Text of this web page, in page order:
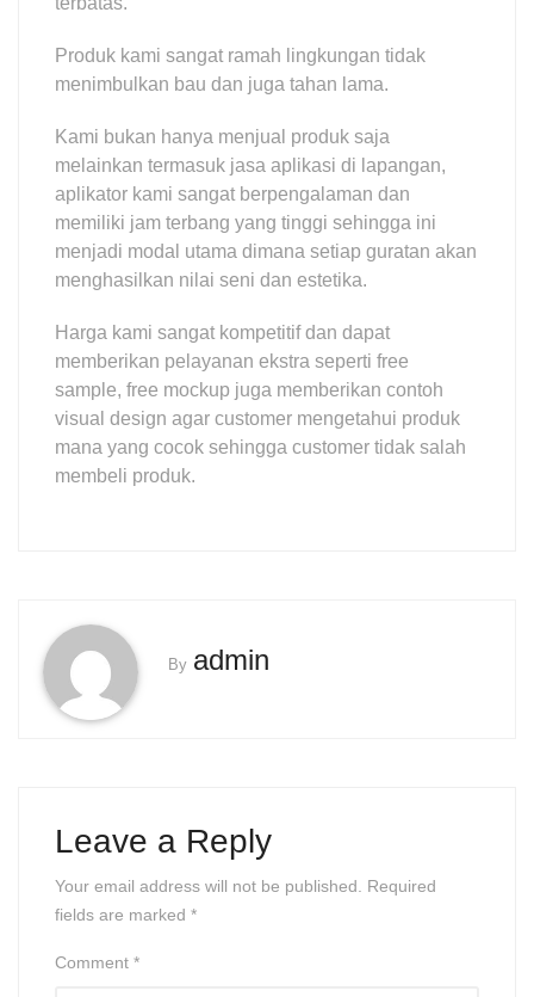
Produk kami sangat ramah lingkungan tidak
menimbulkan bau dan juga tahan lama.
Kami bukan hanya menjual produk saja
melainkan termasuk jasa aplikasi di lapangan,
aplikator kami sangat berpengalaman dan
memiliki jam terbang yang tinggi sehingga ini
menjadi modal utama dimana setiap guratan akan
menghasilkan nilai seni dan estetika.
Harga kami sangat kompetitif dan dapat
memberikan pelayanan ekstra seperti free
sample, free mockup juga memberikan contoh
visual design agar customer mengetahui produk
mana yang cocok sehingga customer tidak salah
membeli produk.
By admin
Leave a Reply
Your email address will not be published.
Required
fields are marked *
Comment *